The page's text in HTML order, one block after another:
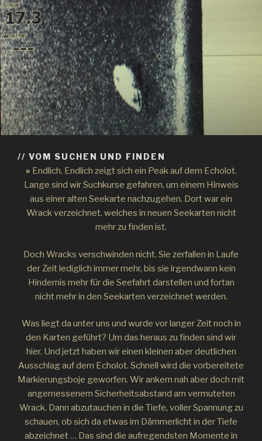
// VOM SUCHEN UND FINDEN
» Endlich. Endlich zeigt sich ein Peak auf dem Echolot.
Lange sind wir Suchkurse gefahren, um einem Hinweis
aus einer alten Seekarte nachzugehen. Dort war ein
Wrack verzeichnet, welches in neuen Seekarten nicht
mehr zu finden ist.
Doch Wracks verschwinden nicht. Sie zerfallen in Laufe
der Zeit lediglich immer mehr, bis sie irgendwann kein
Hindernis mehr für die Seefahrt darstellen und fortan
nicht mehr in den Seekarten verzeichnet werden.
Was liegt da unter uns und wurde vor langer Zeit noch in
den Karten geführt? Um das heraus zu finden sind wir
hier. Und jetzt haben wir einen kleinen aber deutlichen
Ausschlag auf dem Echolot. Schnell wird die vorbereitete
Markierungsboje geworfen. Wir ankern nah aber doch mit
angemessenem Sicherheitsabstand am vermuteten
Wrack. Dann abzutauchen in die Tiefe, voller Spannung zu
schauen, ob sich da etwas im Dämmerlicht in der Tiefe
abzeichnet … Das sind die aufregendsten Momente in